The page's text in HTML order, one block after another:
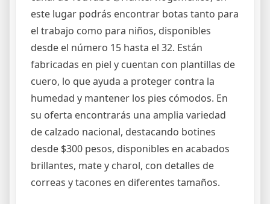
este lugar podrás encontrar botas tanto para
el trabajo como para niños, disponibles
desde el número 15 hasta el 32. Están
fabricadas en piel y cuentan con plantillas de
cuero, lo que ayuda a proteger contra la
humedad y mantener los pies cómodos. En
su oferta encontrarás una amplia variedad
de calzado nacional, destacando botines
desde $300 pesos, disponibles en acabados
brillantes, mate y charol, con detalles de
correas y tacones en diferentes tamaños.